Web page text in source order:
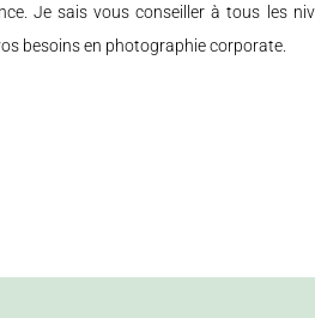
Je sais vous conseiller à tous les
besoins en photographie corporate.